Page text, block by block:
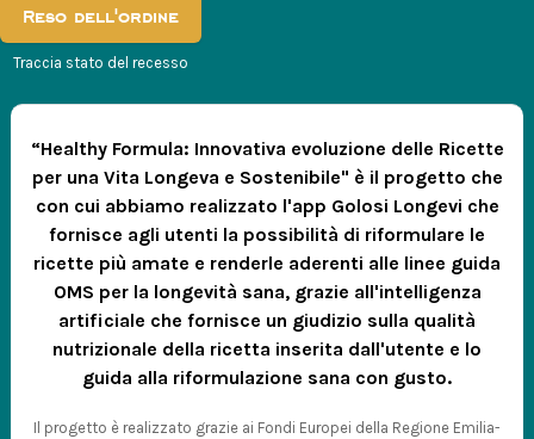
Reso dell'ordine
Traccia stato del recesso
“Healthy Formula: Innovativa evoluzione delle Ricette
per una Vita Longeva e Sostenibile" è il progetto che
con cui abbiamo realizzato l'app Golosi Longevi che
fornisce agli utenti la possibilità di riformulare le
ricette più amate e renderle aderenti alle linee guida
OMS per la longevità sana, grazie all'intelligenza
artificiale che fornisce un giudizio sulla qualità
nutrizionale della ricetta inserita dall'utente e lo
guida alla riformulazione sana con gusto.
Il progetto è realizzato grazie ai Fondi Europei della Regione Emilia-